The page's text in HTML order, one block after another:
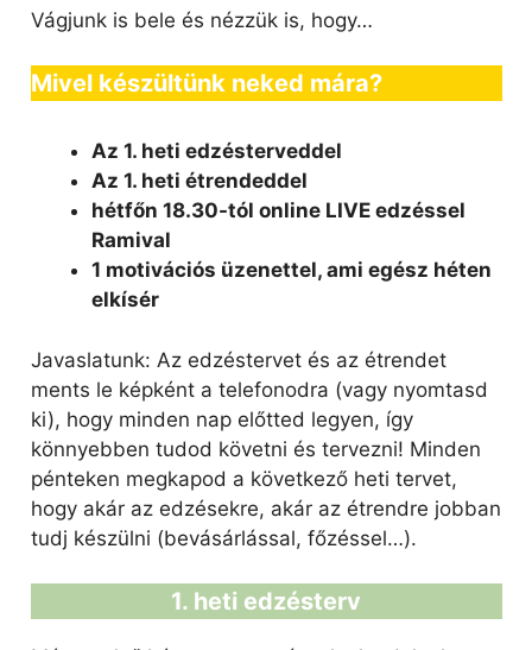
Vágjunk is bele és nézzük is, hogy…
Mivel készültünk neked mára?
Az 1. heti edzésterveddel
Az 1. heti étrendeddel
hétfőn 18.30-tól online LIVE edzéssel
Ramival
1 motivációs üzenettel, ami egész héten
elkísér
Javaslatunk: Az edzéstervet és az étrendet
ments le képként a telefonodra (vagy nyomtasd
ki), hogy minden nap előtted legyen, így
könnyebben tudod követni és tervezni! Minden
pénteken megkapod a következő heti tervet,
hogy akár az edzésekre, akár az étrendre jobban
tudj készülni (bevásárlással, főzéssel…).
1. heti edzésterv